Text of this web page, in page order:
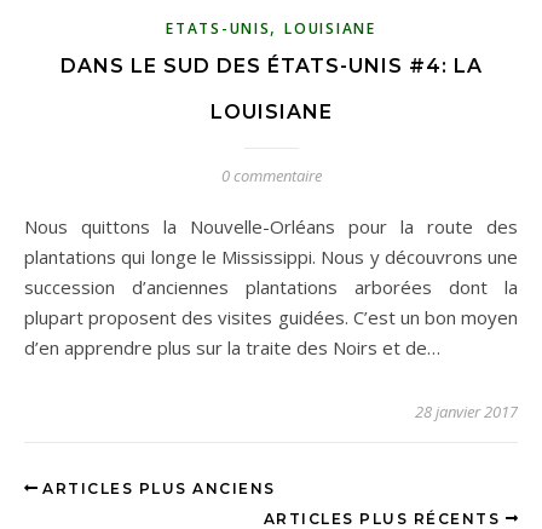
ETATS-UNIS,LOUISIANE
DANS LE SUD DES ÉTATS-UNIS #4: LA
LOUISIANE
0 commentaire
Nous quittons la Nouvelle-Orléans pour la route des
plantations qui longe le Mississippi. Nous y découvrons une
succession d’anciennes plantations arborées dont la
plupart proposent des visites guidées. C’est un bon moyen
d’en apprendre plus sur la traite des Noirs et de…
28 janvier 2017
ARTICLES PLUS ANCIENS
ARTICLES PLUS RÉCENTS